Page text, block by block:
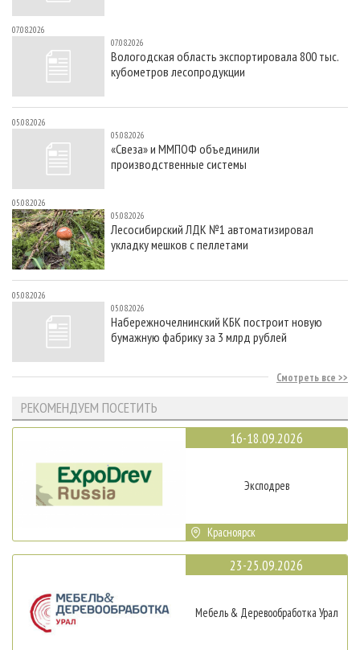
07.08.2026
07.08.2026
Вологодская область экспортировала 800 тыс.
кубометров лесопродукции
05.08.2026
05.08.2026
«Свеза» и ММПОФ объединили
производственные системы
05.08.2026
05.08.2026
Лесосибирский ЛДК №1 автоматизировал
укладку мешков с пеллетами
05.08.2026
05.08.2026
Набережночелнинский КБК построит новую
бумажную фабрику за 3 млрд рублей
Смотреть все
РЕКОМЕНДУЕМ ПОСЕТИТЬ
16-18.09.2026
Эксподрев
Красноярск
23-25.09.2026
Мебель & Деревообработка Урал